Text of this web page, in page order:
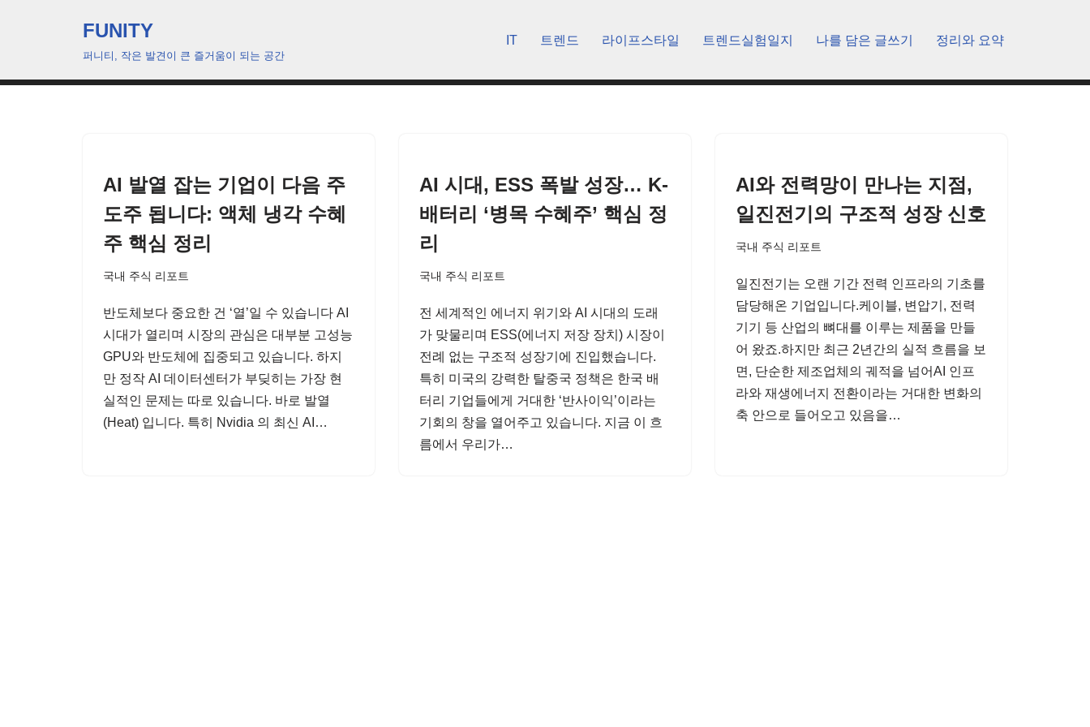
츠
FUNITY
퍼니티, 작은 발견이 큰 즐거움이 되는 공간
IT 트렌드 라이프스타일 트렌드실험일지 나를 담은 글쓰기 정리와 요약
AI 발열 잡는 기업이 다음 주
도주 됩니다: 액체 냉각 수혜
주 핵심 정리
국내 주식 리포트
반도체보다 중요한 건 ‘열’일 수 있습니다 AI
시대가 열리며 시장의 관심은 대부분 고성능
GPU와 반도체에 집중되고 있습니다. 하지
만 정작 AI 데이터센터가 부딪히는 가장 현
실적인 문제는 따로 있습니다. 바로 발열
(Heat) 입니다. 특히 Nvidia 의 최신 AI…
AI 시대, ESS 폭발 성장… K-
배터리 ‘병목 수혜주’ 핵심 정
리
국내 주식 리포트
전 세계적인 에너지 위기와 AI 시대의 도래
가 맞물리며 ESS(에너지 저장 장치) 시장이
전례 없는 구조적 성장기에 진입했습니다.
특히 미국의 강력한 탈중국 정책은 한국 배
터리 기업들에게 거대한 ‘반사이익’이라는
기회의 창을 열어주고 있습니다. 지금 이 흐
름에서 우리가…
AI와 전력망이 만나는 지점,
일진전기의 구조적 성장 신호
국내 주식 리포트
일진전기는 오랜 기간 전력 인프라의 기초를
담당해온 기업입니다.케이블, 변압기, 전력
기기 등 산업의 뼈대를 이루는 제품을 만들
어 왔죠.하지만 최근 2년간의 실적 흐름을 보
면, 단순한 제조업체의 궤적을 넘어AI 인프
라와 재생에너지 전환이라는 거대한 변화의
축 안으로 들어오고 있음을…